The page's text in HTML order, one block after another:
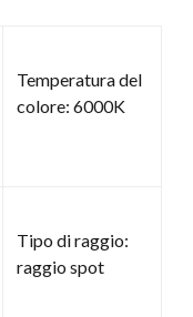
Temperatura del
colore: 6000K
Tipo di raggio:
raggio spot